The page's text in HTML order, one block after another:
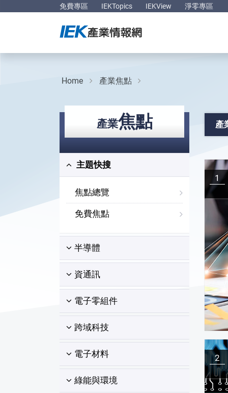
免費專區 IEKTopics IEKView 淨零專區
Home 產業焦點
產業焦點
主題快搜
焦點總覽
免費焦點
半導體
資通訊
電子零組件
跨域科技
電子材料
綠能與環境
產
1
2